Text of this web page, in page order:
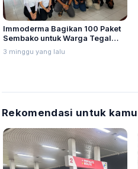
Immoderma Bagikan 100 Paket
Sembako untuk Warga Tegal
Sari Semarang
3 minggu yang lalu
Rekomendasi untuk kamu